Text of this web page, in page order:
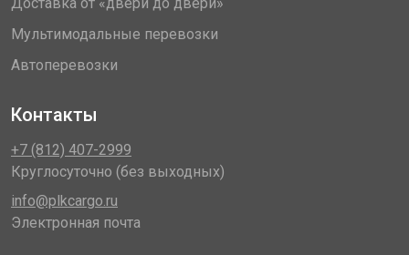
Мультимодальные перевозки
Автоперевозки
Контакты
+7 (812) 407-2999
Круглосуточно (без выходных)
info@plkcargo.ru
Электронная почта